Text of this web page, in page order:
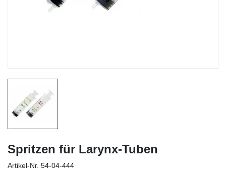
Spritzen für Larynx-Tuben
Artikel-Nr. 54-04-444